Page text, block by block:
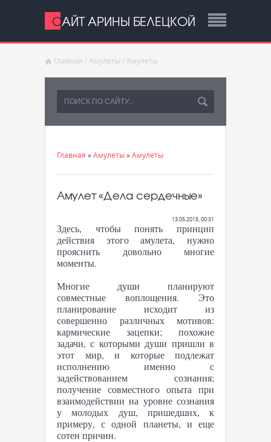
САЙТ АРИНЫ БЕЛЕЦКОЙ
Главная / Амулеты / Амулеты
Главная »Амулеты»Амулеты
Амулет «Дела сердечные»
13.05.2018, 00:31
Здесь, чтобы понять принцип
действия этого амулета, нужно
прояснить довольно многие
моменты.
Многие души планируют
совместные воплощения. Это
планирование исходит из
совершенно различных мотивов:
кармические зацепки; похожие
задачи, с которыми души пришли в
этот мир, и которые подлежат
исполнению именно с
задействованием сознания;
получение совместного опыта при
взаимодействии на уровне сознания
у молодых душ, пришедших, к
примеру, с одной планеты, и еще
сотен причин.